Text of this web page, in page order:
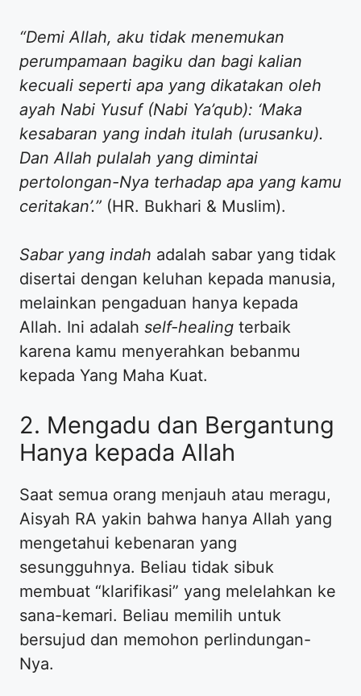
“Demi Allah, aku tidak menemukan
perumpamaan bagiku dan bagi kalian
kecuali seperti apa yang dikatakan oleh
ayah Nabi Yusuf (Nabi Ya’qub): ‘Maka
kesabaran yang indah itulah (urusanku).
Dan Allah pulalah yang dimintai
pertolongan-Nya terhadap apa yang kamu
ceritakan’.” (HR. Bukhari & Muslim).
Sabar yang indah adalah sabar yang tidak
disertai dengan keluhan kepada manusia,
melainkan pengaduan hanya kepada
Allah. Ini adalah self-healing terbaik
karena kamu menyerahkan bebanmu
kepada Yang Maha Kuat.
​2. Mengadu dan Bergantung
Hanya kepada Allah
​Saat semua orang menjauh atau meragu,
Aisyah RA yakin bahwa hanya Allah yang
mengetahui kebenaran yang
sesungguhnya. Beliau tidak sibuk
membuat “klarifikasi” yang melelahkan ke
sana-kemari. Beliau memilih untuk
bersujud dan memohon perlindungan-
Nya.